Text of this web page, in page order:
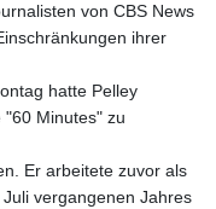
von CBS News
ihrer
hatte Pelley
"60 Minutes" zu
Er arbeitete zuvor als
vergangenen Jahres